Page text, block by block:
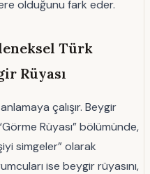
olduğunu fark eder.
Türk
Rüyası
çalışır. Beygir
Rüyası” bölümünde,
simgeler” olarak
ise beygir rüyasını,